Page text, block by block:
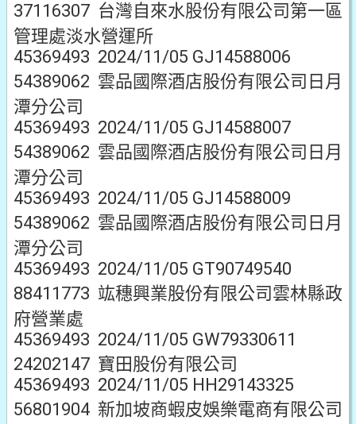
37116307 台灣自來水股份有限公司第一區
管理處淡水營運所
45369493 2024/11/05 GJ14588006
54389062 雲品國際酒店股份有限公司日月
潭分公司
45369493 2024/11/05 GJ14588007
54389062 雲品國際酒店股份有限公司日月
潭分公司
45369493 2024/11/05 GJ14588009
54389062 雲品國際酒店股份有限公司日月
潭分公司
45369493 2024/11/05 GT90749540
88411773 竑穗興業股份有限公司雲林縣政
府營業處
45369493 2024/11/05 GW79330611
24202147 寶田股份有限公司
45369493 2024/11/05 HH29143325
56801904 新加坡商蝦皮娛樂電商有限公司